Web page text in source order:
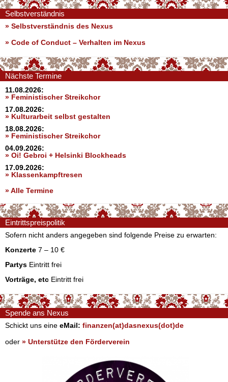
Selbstverständnis
» Selbstverständnis des Nexus
» Code of Conduct – Verhalten im Nexus
Nächste Termine
11.08.2026:
» Feministischer Streikchor
17.08.2026:
» Kulturarbeit selbst gestalten
18.08.2026:
» Feministischer Streikchor
04.09.2026:
» Oi! Gebroi + Helsinki Blockheads
17.09.2026:
» Klassenkampftresen
» Alle Termine
Eintrittspreispolitik
Sofern nicht anders angegeben sind folgende Preise zu erwarten:
Konzerte 7 – 10 €
Partys Eintritt frei
Vorträge, etc Eintritt frei
Spende ans Nexus
Schickt uns eine eMail: finanzen(at)dasnexus(dot)de
oder » Unterstütze den Förderverein